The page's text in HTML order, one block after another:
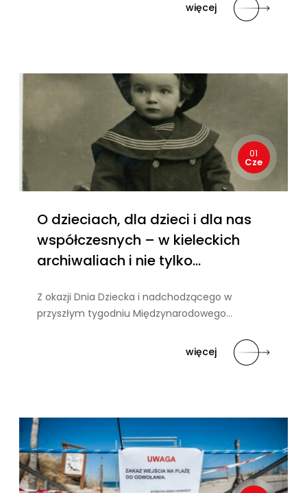
więcej
01
Cze
O dzieciach, dla dzieci i dla nas
współczesnych – w kieleckich
archiwaliach i nie tylko…
Z okazji Dnia Dziecka i nadchodzącego w
przyszłym tygodniu Międzynarodowego…
więcej